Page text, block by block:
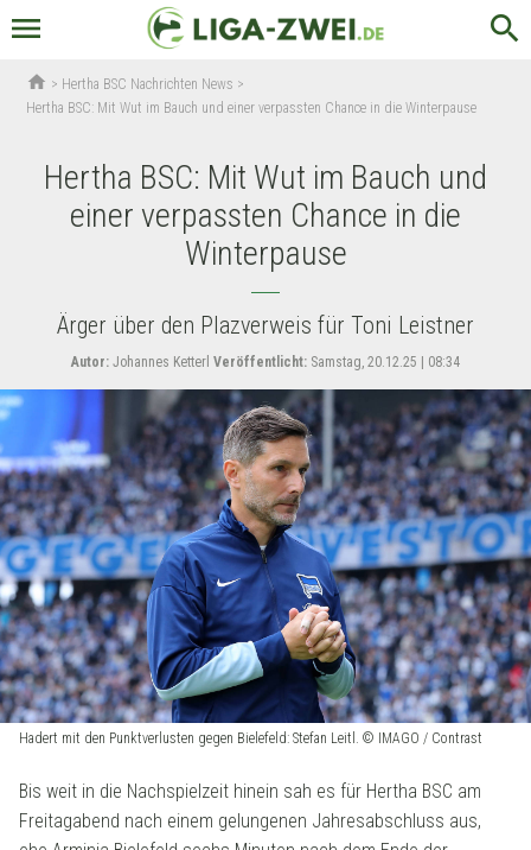
menu search
home > Hertha BSC Nachrichten News >
Hertha BSC: Mit Wut im Bauch und einer verpassten Chance in die Winterpause
Hertha BSC: Mit Wut im Bauch und
einer verpassten Chance in die
Winterpause
Ärger über den Plazverweis für Toni Leistner
Autor: Johannes Ketterl Veröffentlicht: Samstag, 20.12.25 | 08:34
Hadert mit den Punktverlusten gegen Bielefeld: Stefan Leitl. © IMAGO / Contrast
Bis weit in die Nachspielzeit hinein sah es für Hertha BSC am
Freitagabend nach einem gelungenen Jahresabschluss aus,